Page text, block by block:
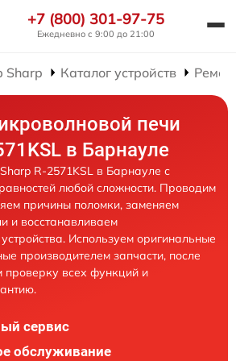
+7 (800) 301-97-75
Ежедневно с 9:00 до 21:00
Sharp Каталог устройств
печи
в Барнауле
R-2571KSL в Барнауле с
любой сложности. Проводим
причины поломки, заменяем
и восстанавливаем
Используем оригинальные
производителем запчасти, после
проверку всех функций и
сервис
обслуживание